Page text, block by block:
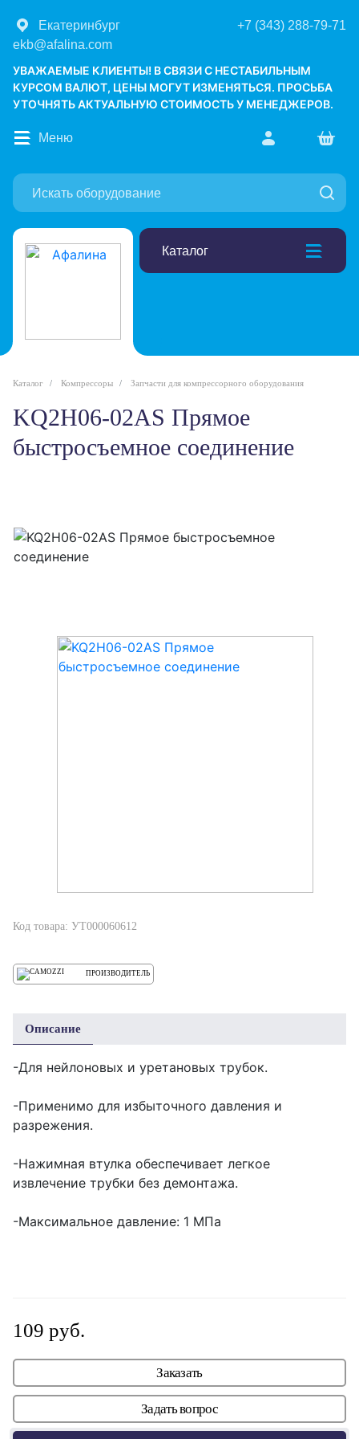
Екатеринбург
+7 (343) 288-79-71
ekb@afalina.com
УВАЖАЕМЫЕ КЛИЕНТЫ! В СВЯЗИ С НЕСТАБИЛЬНЫМ
КУРСОМ ВАЛЮТ, ЦЕНЫ МОГУТ ИЗМЕНЯТЬСЯ. ПРОСЬБА
УТОЧНЯТЬ АКТУАЛЬНУЮ СТОИМОСТЬ У МЕНЕДЖЕРОВ.
Каталог
Меню
Каталог Компрессоры Запчасти для компрессорного оборудования
KQ2H06-02AS Прямое
быстросъемное соединение
Код товара: УТ000060612
ПРОИЗВОДИТЕЛЬ
Описание
-Для нейлоновых и уретановых трубок.
-Применимо для избыточного давления и
разрежения.
-Нажимная втулка обеспечивает легкое
извлечение трубки без демонтажа.
-Максимальное давление: 1 МПа
109 руб.
Заказать
Задать вопрос